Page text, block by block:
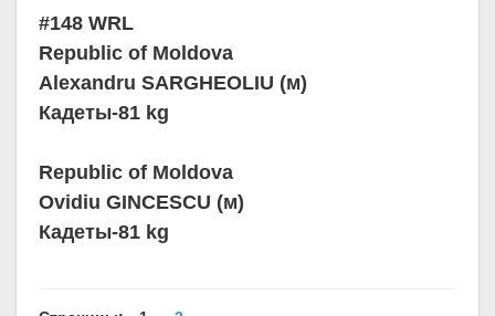
#148 WRL
Republic of Moldova
Alexandru SARGHEOLIU (м)
Кадеты-81 kg
Republic of Moldova
Ovidiu GINCESCU (м)
Кадеты-81 kg